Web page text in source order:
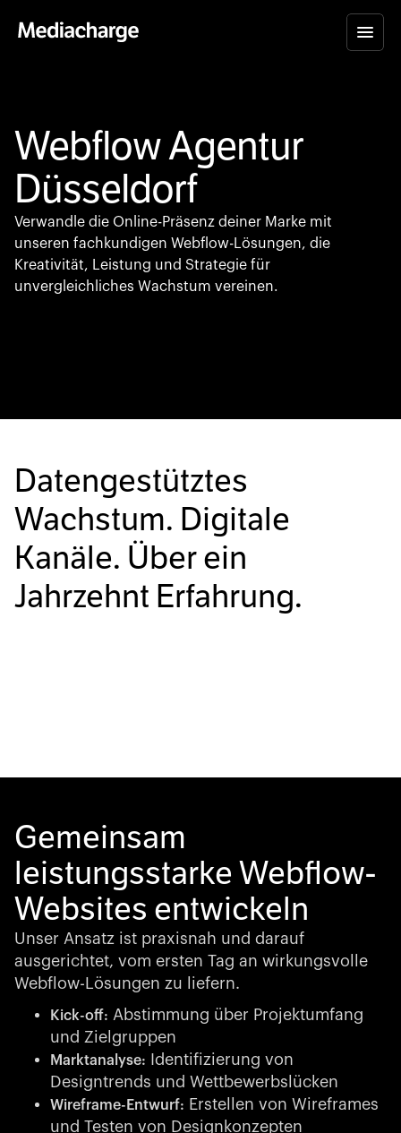
Webflow Agentur
Düsseldorf
Verwandle die Online-Präsenz deiner Marke mit
unseren fachkundigen Webflow-Lösungen, die
Kreativität, Leistung und Strategie für
unvergleichliches Wachstum vereinen.
Datengestütztes
Wachstum. Digitale
Kanäle. Über ein
Jahrzehnt Erfahrung.
Gemeinsam
leistungsstarke Webflow-
Websites entwickeln
Unser Ansatz ist praxisnah und darauf
ausgerichtet, vom ersten Tag an wirkungsvolle
Webflow-Lösungen zu liefern.
Kick-off: Abstimmung über Projektumfang
und Zielgruppen
Marktanalyse:
Identifizierung von
Designtrends und Wettbewerbslücken
Wireframe-Entwurf: Erstellen von Wireframes
und Testen von Designkonzepten